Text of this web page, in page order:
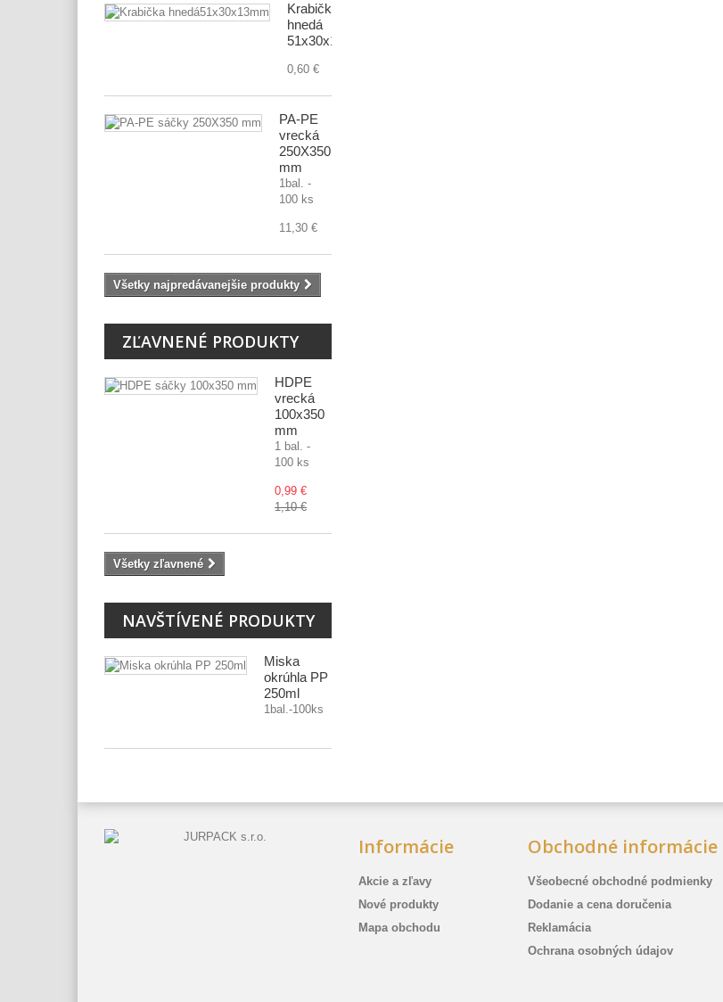
Krabička
hnedá
51x30x13mm
0,60 €
PA-PE
vrecká
250X350
mm
1bal. -
100 ks
11,30 €
Všetky najpredávanejšie produkty
ZĽAVNENÉ PRODUKTY
HDPE
vrecká
100x350
mm
1 bal. -
100 ks
0,99 €
1,10 €
Všetky zľavnené
NAVŠTÍVENÉ PRODUKTY
Miska
okrúhla PP
250ml
1bal.-100ks
Informácie
Akcie a zľavy
Nové produkty
Mapa obchodu
Obchodné informácie
Všeobecné obchodné podmienky
Dodanie a cena doručenia
Reklamácia
Ochrana osobných údajov